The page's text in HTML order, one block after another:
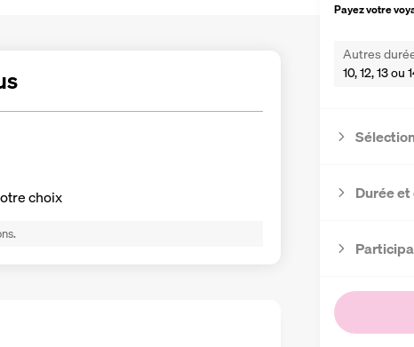
Payez votre
Autres
10, 12, 13 ou
Durée
choix